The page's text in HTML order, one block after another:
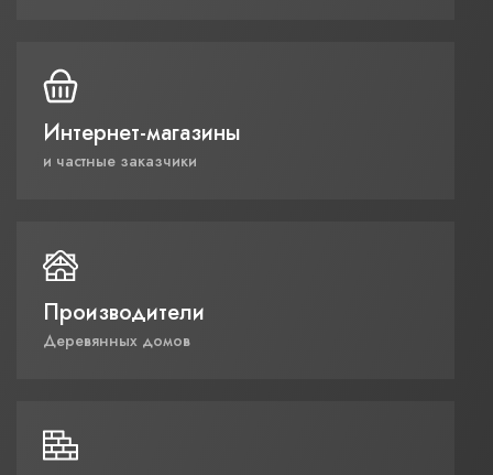
Интернет-магазины
и частные заказчики
Производители
Деревянных домов